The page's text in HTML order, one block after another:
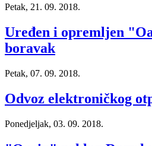
Petak, 21. 09. 2018.
Uređen i opremljen
boravak
Petak, 07. 09. 2018.
Odvoz elektroničkog
Ponedjeljak, 03. 09. 2018.